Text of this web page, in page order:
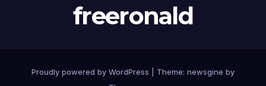
freeronald
Proudly powered by WordPress
Theme: newsgine by